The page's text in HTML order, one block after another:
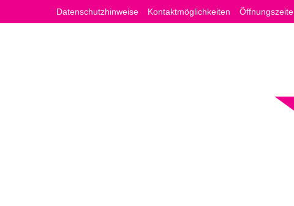
springen
Datenschutzhinweise Kontaktmöglichkeiten